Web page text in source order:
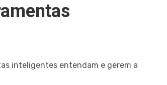
inteligentes entendam e gerem a